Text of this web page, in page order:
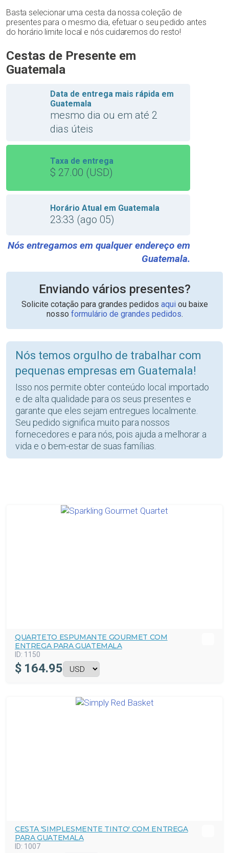
Basta selecionar uma cesta da nossa coleção de
presentes para o mesmo dia, efetuar o seu pedido antes
do horário limite local e nós cuidaremos do resto!
Cestas de Presente em
Guatemala
Data de entrega mais rápida em
Guatemala
mesmo dia ou em até 2
dias úteis
Taxa de entrega
$ 27.00 (USD)
Horário Atual em Guatemala
23:33 (ago 05)
Nós entregamos em qualquer endereço em
Guatemala.
Enviando vários presentes?
Solicite cotação para grandes pedidos aquiou baixe
nosso formulário de grandes pedidos.
Nós temos orgulho de trabalhar com
pequenas empresas em Guatemala!
Isso nos permite obter conteúdo local importado
e de alta qualidade para os seus presentes e
garante que eles sejam entregues localmente.
Seu pedido significa muito para nossos
fornecedores e para nós, pois ajuda a melhorar a
vida e o bem-estar de suas famílias.
QUARTETO ESPUMANTE GOURMET COM
ENTREGA PARA GUATEMALA
ID: 1150
$ 164.95
CESTA 'SIMPLESMENTE TINTO' COM ENTREGA
PARA GUATEMALA
ID: 1007